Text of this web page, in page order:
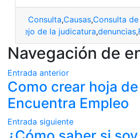
Consulta,Causas,Consulta
consejo de la judicatura,denuncias,
Navegación de
Entrada anterior
Como crear hoja
Encuentra Empleo
Entrada siguiente